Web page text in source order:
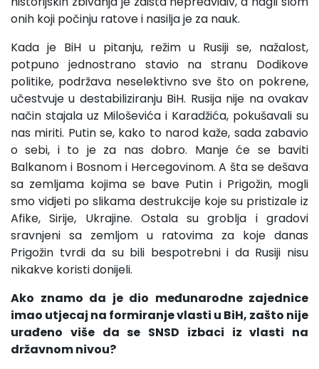
onih koji počinju ratove i nasilja je za nauk.
Kada je BiH u pitanju, režim u Rusiji se, nažalost,
potpuno jednostrano stavio na stranu Dodikove
politike, podržava neselektivno sve što on pokrene,
učestvuje u destabiliziranju BiH. Rusija nije na ovakav
način stajala uz Miloševića i Karadžića, pokušavali su
nas miriti. Putin se, kako to narod kaže, sada zabavio
o sebi, i to je za nas dobro. Manje će se baviti
Balkanom i Bosnom i Hercegovinom. A šta se dešava
sa zemljama kojima se bave Putin i Prigožin, mogli
smo vidjeti po slikama destrukcije koje su pristizale iz
Afike, Sirije, Ukrajine. Ostala su groblja i gradovi
sravnjeni sa zemljom u ratovima za koje danas
Prigožin tvrdi da su bili bespotrebni i da Rusiji nisu
nikakve koristi donijeli.
Ako znamo da je dio međunarodne zajednice
imao utjecaj na formiranje vlasti u BiH, zašto nije
urađeno više da se SNSD izbaci iz vlasti na
državnom nivou?